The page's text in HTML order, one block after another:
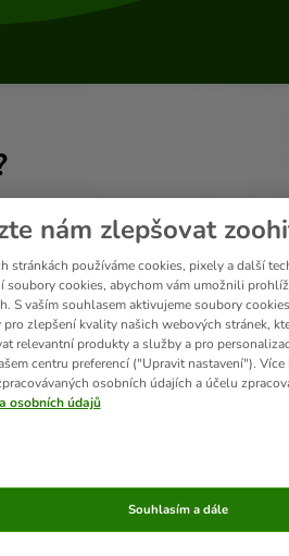
Informace o doručení
nám zlepšovat
stránkách používáme cookies, pixely a další
soubory cookies, abychom vám umožnili
S vaším souhlasem aktivujeme soubory
zlepšení kvality našich webových stránek,
relevantní produkty a služby a pro
centru preferencí ("Upravit nastavení").
osobních údajích a účelu
osobních údajů
Souhlasím a dále